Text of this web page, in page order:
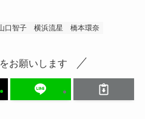
口智子 横浜流星 橋本環奈
お願いします